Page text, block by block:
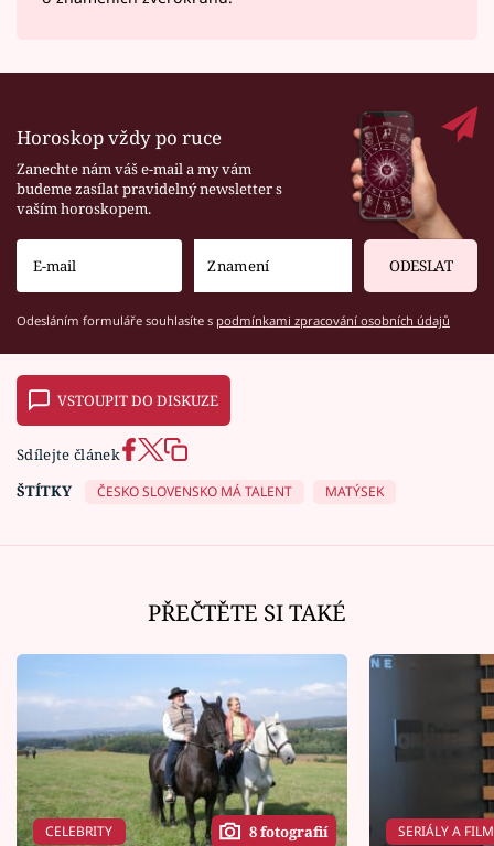
Horoskop vždy po ruce
Zanechte nám váš e-mail a my vám
budeme zasílat pravidelný newsletter s
vaším horoskopem.
ODESLAT
Odesláním formuláře souhlasíte s podmínkami zpracování osobních údajů
VSTOUPIT DO DISKUZE
Sdílejte článek
ŠTÍTKY
ČESKO SLOVENSKO MÁ TALENT MATÝSEK
PŘEČTĚTE SI TAKÉ
CELEBRITY 8 fotografií SERIÁLY A